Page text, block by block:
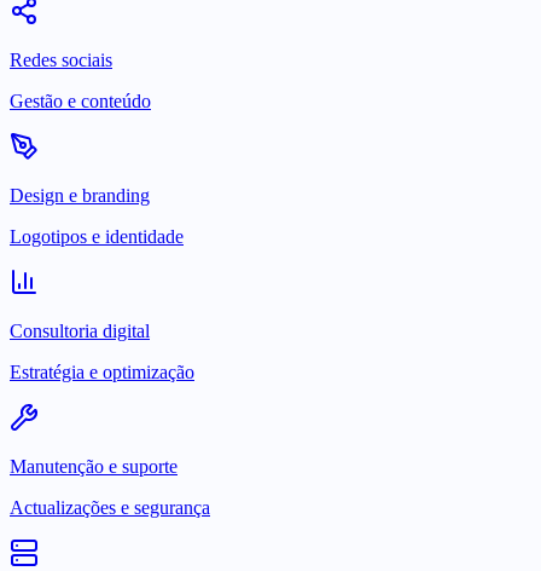
Redes sociais
Gestão e conteúdo
Design e branding
Logotipos e identidade
Consultoria digital
Estratégia e optimização
Manutenção e suporte
Actualizações e segurança